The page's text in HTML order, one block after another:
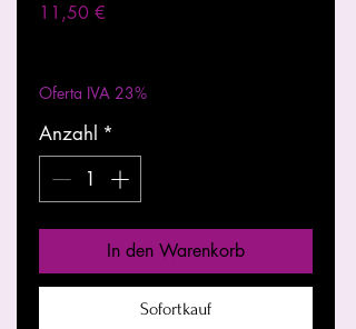
11,50 €
Oferta IVA 23%
Anzahl *
In den Warenkorb
Sofortkauf